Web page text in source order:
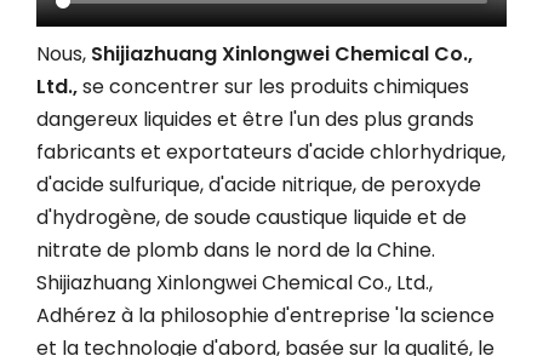
Nous, Shijiazhuang Xinlongwei Chemical Co.,
Ltd.,se concentrer sur les produits chimiques
dangereux liquides et être l'un des plus grands
fabricants et exportateurs d'acide chlorhydrique,
d'acide sulfurique, d'acide nitrique, de peroxyde
d'hydrogène, de soude caustique liquide et de
nitrate de plomb dans le nord de la Chine.
Shijiazhuang Xinlongwei Chemical Co., Ltd.,
Adhérez à la philosophie d'entreprise 'la science
et la technologie d'abord, basée sur la qualité, le